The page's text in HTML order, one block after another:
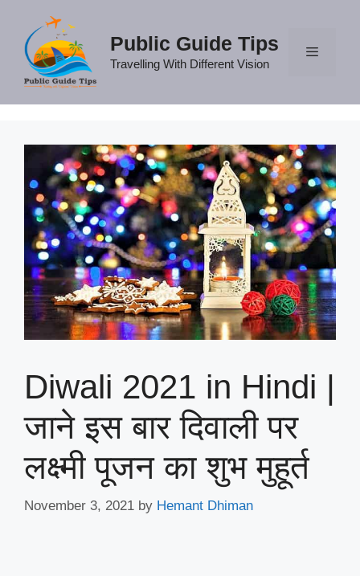
content
Public Guide Tips
Travelling With Different Vision
Diwali 2021 in Hindi |
जाने इस बार दिवाली पर
लक्ष्मी पूजन का शुभ मुहूर्त
November 3, 2021 by Hemant Dhiman